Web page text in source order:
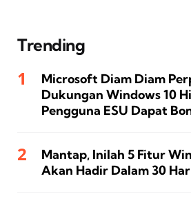
Trending
Microsoft Diam Diam
Dukungan Windows 10
Pengguna ESU Dapat
Mantap, Inilah 5 Fitur
Akan Hadir Dalam 30